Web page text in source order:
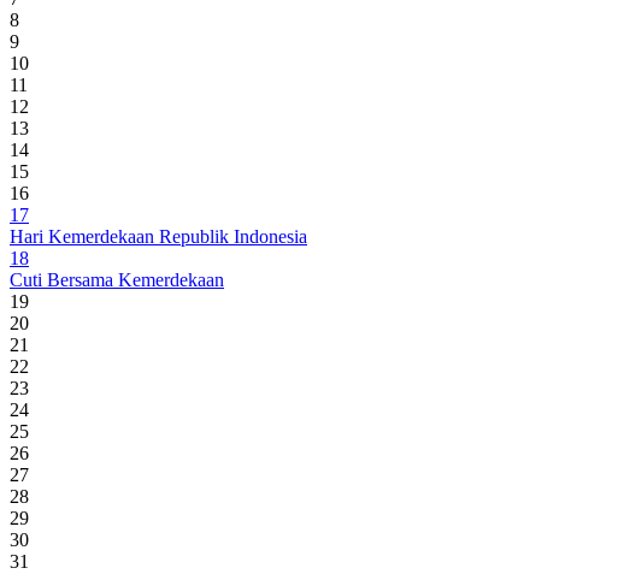
8
9
10
11
12
13
14
15
16
17
Hari Kemerdekaan Republik Indonesia
18
Cuti Bersama Kemerdekaan
19
20
21
22
23
24
25
26
27
28
29
30
31